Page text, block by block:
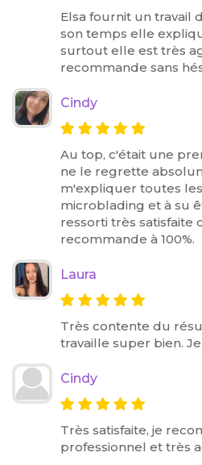
Elsa fournit un travail
son temps elle
surtout elle est très
recommande sans
Cindy
Au top, c'était une
ne le regrette
m'expliquer toutes
microblading et à su
ressorti très satisfaite
recommande à 100%.
Laura
Très contente du
travaille super bien.
Cindy
Très satisfaite, je
professionnel et très